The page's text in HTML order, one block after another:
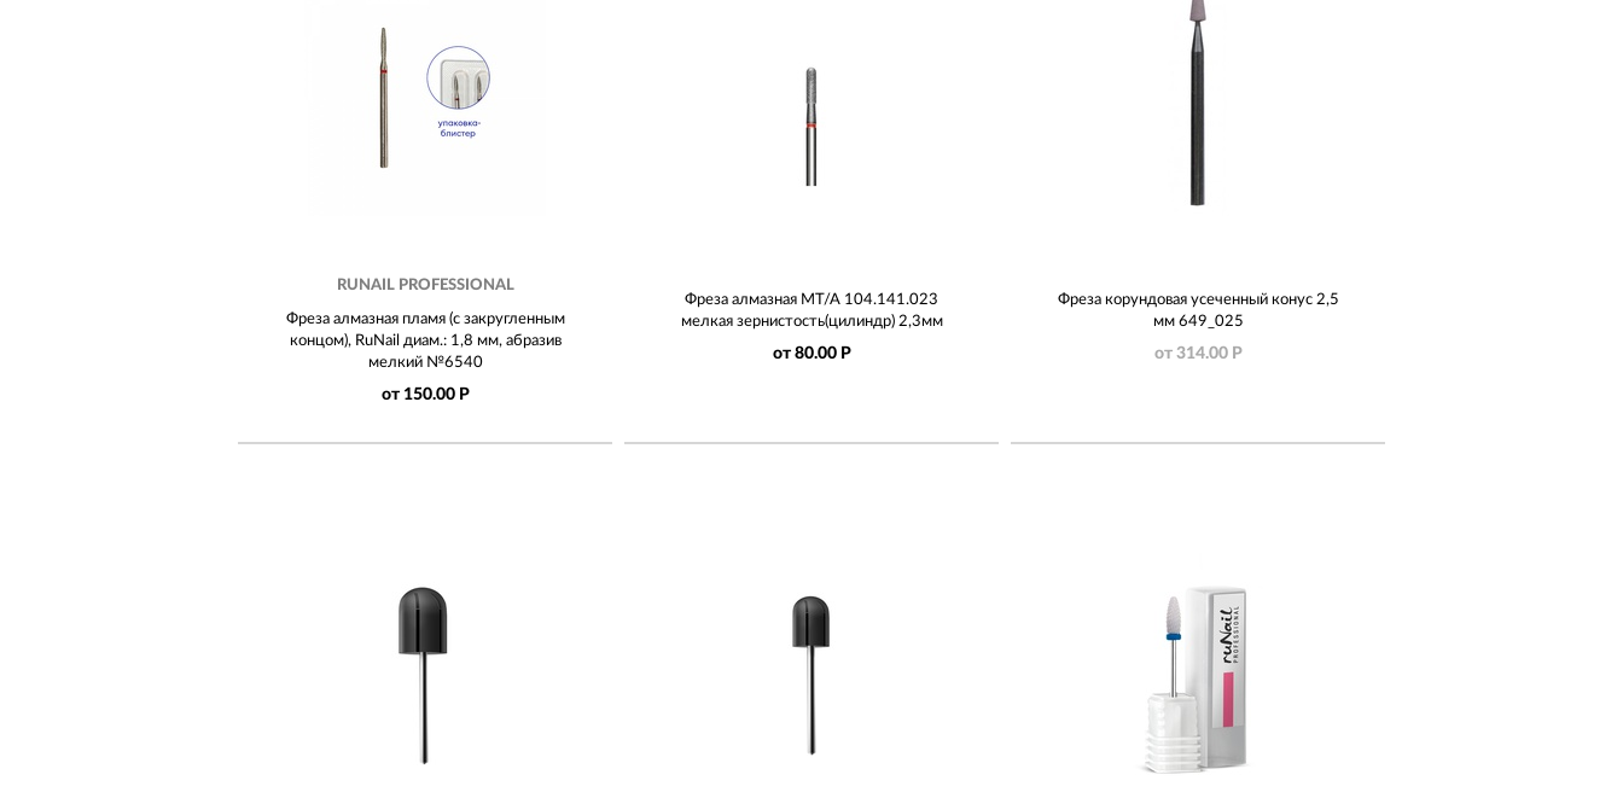
RUNAIL PROFESSIONAL
Фреза алмазная пламя (с закругленным
концом), RuNail диам.: 1,8 мм, абразив
мелкий №6540
от 150.00 Р
Фреза алмазная МТ/А 104.141.023
мелкая зернистость(цилиндр) 2,3мм
от 80.00 Р
Фреза корундовая усеченный конус 2,5
мм 649_025
от 314.00 Р